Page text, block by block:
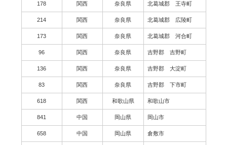
178 関西 奈良県 北葛城郡 王寺町
214 関西 奈良県 北葛城郡 広陵町
173 関西 奈良県 北葛城郡 河合町
96 関西 奈良県 吉野郡 吉野町
136 関西 奈良県 吉野郡 大淀町
83 関西 奈良県 吉野郡 下市町
618 関西 和歌山県 和歌山市
841 中国 岡山県 岡山市
658 中国 岡山県 倉敷市